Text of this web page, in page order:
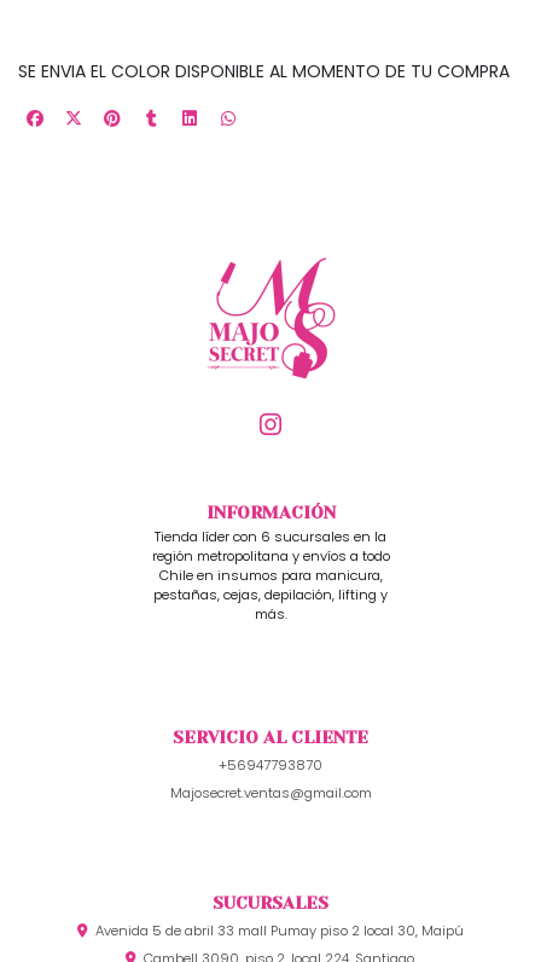
SE ENVIA EL COLOR DISPONIBLE AL MOMENTO DE TU COMPRA
INFORMACIÓN
Tienda líder con 6 sucursales en la
región metropolitana y envíos a todo
Chile en insumos para manicura,
pestañas, cejas, depilación, lifting y
más.
SERVICIO AL CLIENTE
+56947793870
Majosecret.ventas@gmail.com
SUCURSALES
Avenida 5 de abril 33 mall Pumay piso 2 local 30, Maipú